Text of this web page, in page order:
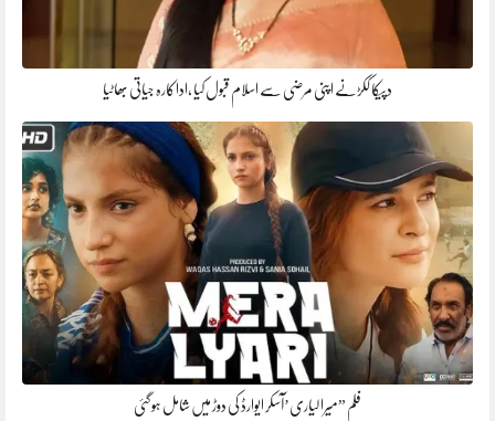
دپیکا ککڑنے اپنی مرضی سے اسلام قبول کیا ،اداکارہ جیاتی بھاٹیا
فلم ”میرا لیاری’آسکر ایوارڈ کی دوڑ میں شامل ہوگئی